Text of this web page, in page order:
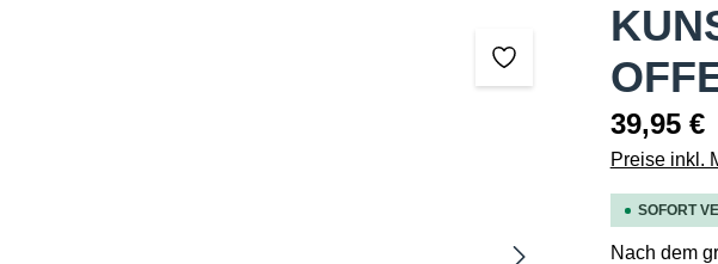
39,95 €
Preise inkl.
SOFORT
Nach dem